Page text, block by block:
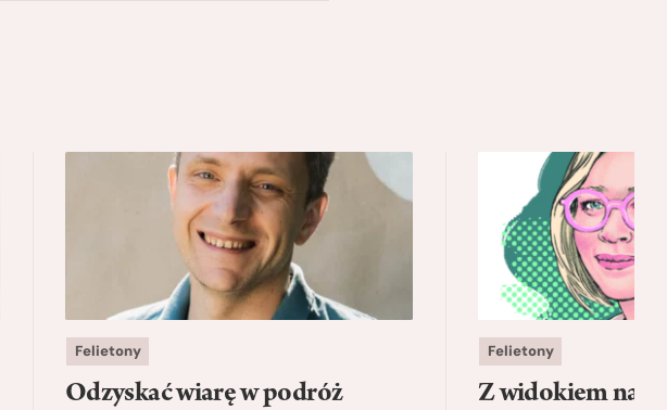
Felietony
Odzyskać wiarę w podróż
Felietony
Z widokiem na